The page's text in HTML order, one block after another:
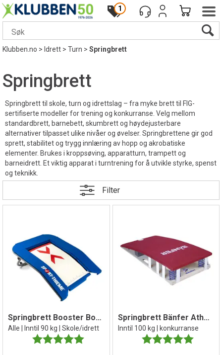
1
Klubben.no> Idrett>Turn>Springbrett
Springbrett
Springbrett til skole, turn og idrettslag – fra myke brett til FIG-
sertifiserte modeller for trening og konkurranse. Velg mellom
standardbrett, barnebett, skumbrett og høydejusterbare
alternativer tilpasset ulike nivåer og øvelser. Springbrettene gir god
sprett, stabilitet og trygg innlæring av hopp og akrobatiske
elementer. Brukes i kroppsøving, apparatturn, trampett og
barneidrett. Et viktig apparat i turntrening for å utvikle styrke, spenst
og teknikk.
Filter
Springbrett Booster Board ST
Alle | Inntil 90 kg | Skole/idrett
Karakter:
5.0 av 5 mulige
Springbrett Bänfer Athena | Hard fjæring
Inntil 100 kg | konkurranse
Karakter: